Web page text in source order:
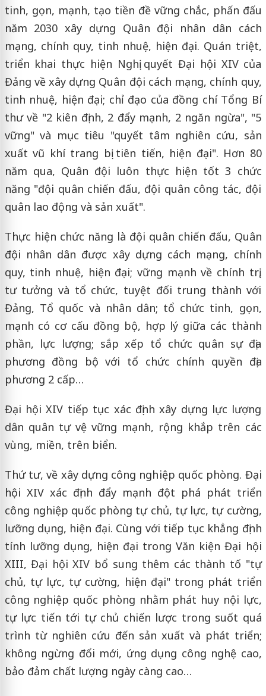
tinh, gọn, mạnh, tạo tiền đề vững chắc, phấn đấu
năm 2030 xây dựng Quân đội nhân dân cách
mạng, chính quy, tinh nhuệ, hiện đại. Quán triệt,
triển khai thực hiện Nghị quyết Đại hội XIV của
Đảng về xây dựng Quân đội cách mạng, chính quy,
tinh nhuệ, hiện đại; chỉ đạo của đồng chí Tổng Bí
thư về "2 kiên định, 2 đẩy mạnh, 2 ngăn ngừa", "5
vững" và mục tiêu "quyết tâm nghiên cứu, sản
xuất vũ khí trang bị tiên tiến, hiện đại". Hơn 80
năm qua, Quân đội luôn thực hiện tốt 3 chức
năng "đội quân chiến đấu, đội quân công tác, đội
quân lao động và sản xuất".
Thực hiện chức năng là đội quân chiến đấu, Quân
đội nhân dân được xây dựng cách mạng, chính
quy, tinh nhuệ, hiện đại; vững mạnh về chính trị,
tư tưởng và tổ chức, tuyệt đối trung thành với
Đảng, Tổ quốc và nhân dân; tổ chức tinh, gọn,
mạnh có cơ cấu đồng bộ, hợp lý giữa các thành
phần, lực lượng; sắp xếp tổ chức quân sự địa
phương đồng bộ với tổ chức chính quyền địa
phương 2 cấp…
Đại hội XIV tiếp tục xác định xây dựng lực lượng
dân quân tự vệ vững mạnh, rộng khắp trên các
vùng, miền, trên biển.
Thứ tư, về xây dựng công nghiệp quốc phòng. Đại
hội XIV xác định đẩy mạnh đột phá phát triển
công nghiệp quốc phòng tự chủ, tự lực, tự cường,
lưỡng dụng, hiện đại. Cùng với tiếp tục khẳng định
tính lưỡng dụng, hiện đại trong Văn kiện Đại hội
XIII, Đại hội XIV bổ sung thêm các thành tố "tự
chủ, tự lực, tự cường, hiện đại" trong phát triển
công nghiệp quốc phòng nhằm phát huy nội lực,
tự lực tiến tới tự chủ chiến lược trong suốt quá
trình từ nghiên cứu đến sản xuất và phát triển;
không ngừng đổi mới, ứng dụng công nghệ cao,
bảo đảm chất lượng ngày càng cao…